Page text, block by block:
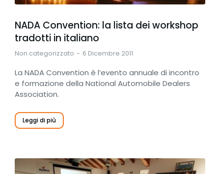
NADA Convention: la lista dei workshop
tradotti in italiano
Non categorizzato 6 Dicembre 2011
La NADA Convention è l’evento annuale di incontro
e formazione della National Automobile Dealers
Association.
Leggi di più